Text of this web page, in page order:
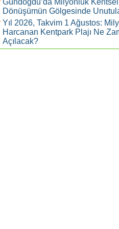
Gündoğdu’da Milyonluk Kentsel
Dönüşümün Gölgesinde
Yıl 2026, Takvim 1 Ağustos:
Harcanan Kentpark Plajı Ne
Açılacak?